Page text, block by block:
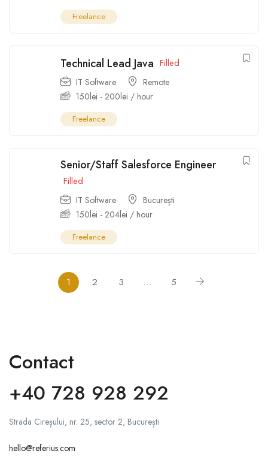
Freelance
Technical Lead Java Filled
IT Software
Remote
150lei - 200lei / hour
Freelance
Senior/Staff Salesforce Engineer
Filled
IT Software
București
150lei - 204lei / hour
Freelance
1 2 3 … 5
Contact
+40 728 928 292
Strada Cireșului, nr. 25, sector 2, București
hello@referius.com